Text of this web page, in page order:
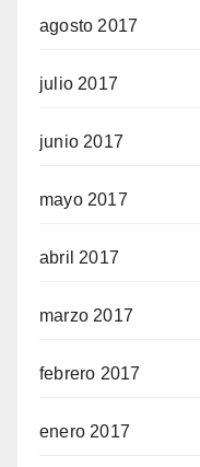
agosto 2017
julio 2017
junio 2017
mayo 2017
abril 2017
marzo 2017
febrero 2017
enero 2017